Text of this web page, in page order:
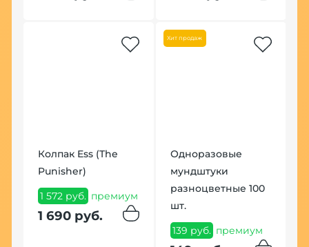
Колпак Ess (The
Punisher)
1 572 руб. премиум
1 690 руб.
Хит продаж
Одноразовые
мундштуки
разноцветные 100
шт.
139 руб. премиум